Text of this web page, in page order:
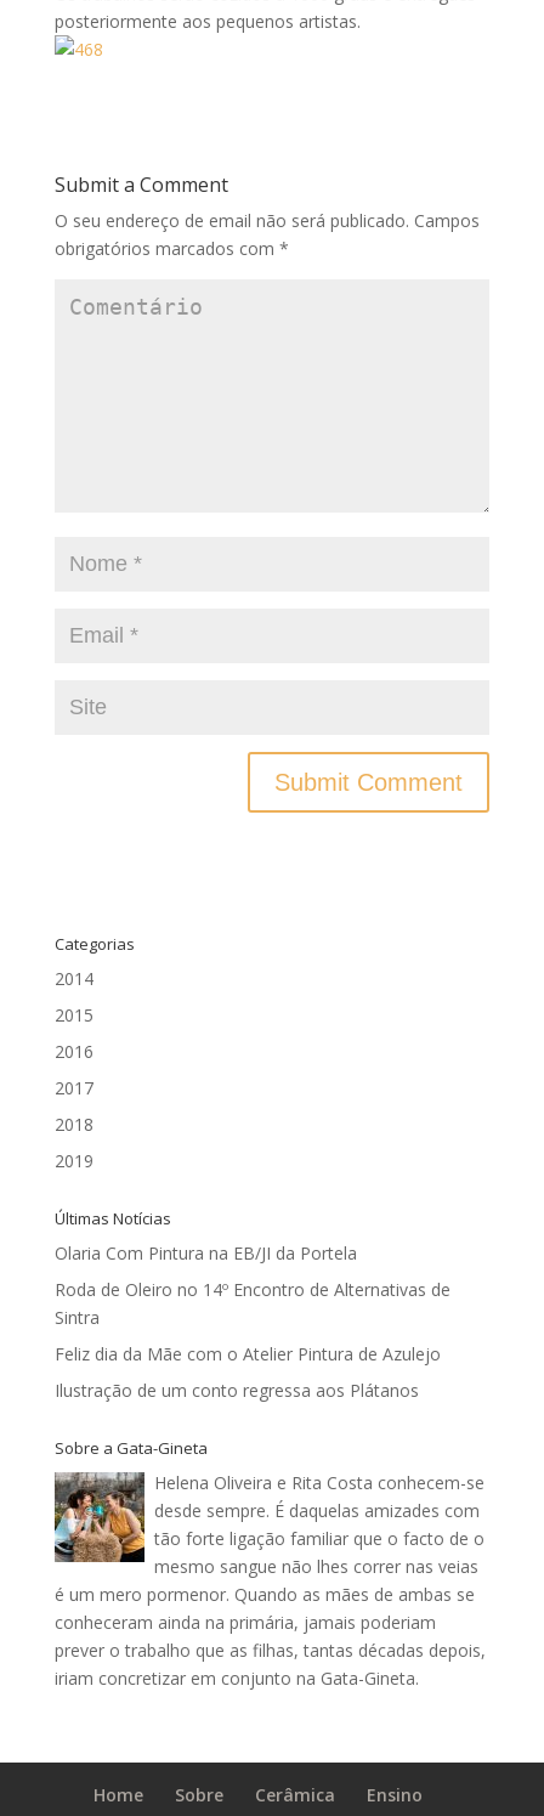
posteriormente aos pequenos artistas.
Submit a Comment
O seu endereço de email não será publicado. Campos
obrigatórios marcados com *
Categorias
2014
2015
2016
2017
2018
2019
Últimas Notícias
Olaria Com Pintura na EB/JI da Portela
Roda de Oleiro no 14º Encontro de Alternativas de
Sintra
Feliz dia da Mãe com o Atelier Pintura de Azulejo
Ilustração de um conto regressa aos Plátanos
Sobre a Gata-Gineta
Helena Oliveira e Rita Costa conhecem-se
desde sempre. É daquelas amizades com
tão forte ligação familiar que o facto de o
mesmo sangue não lhes correr nas veias
é um mero pormenor. Quando as mães de ambas se
conheceram ainda na primária, jamais poderiam
prever o trabalho que as filhas, tantas décadas depois,
iriam concretizar em conjunto na Gata-Gineta.
Home Sobre Cerâmica
Ensino